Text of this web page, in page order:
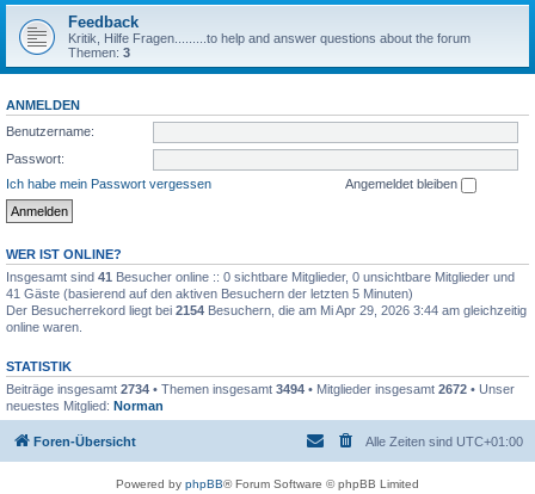
Feedback
Kritik, Hilfe Fragen.........to help and answer questions about the forum
Themen: 3
ANMELDEN
Benutzername:
Passwort:
Ich habe mein Passwort vergessen
Angemeldet bleiben
WER IST ONLINE?
Insgesamt sind 41 Besucher online :: 0 sichtbare Mitglieder, 0 unsichtbare Mitglieder und
41 Gäste (basierend auf den aktiven Besuchern der letzten 5 Minuten)
Der Besucherrekord liegt bei 2154 Besuchern, die am Mi Apr 29, 2026 3:44 am gleichzeitig
online waren.
STATISTIK
Beiträge insgesamt 2734 • Themen insgesamt 3494 • Mitglieder insgesamt 2672 • Unser
neuestes Mitglied: Norman
Foren-Übersicht Alle Zeiten sind UTC+01:00
Powered by phpBB® Forum Software © phpBB Limited